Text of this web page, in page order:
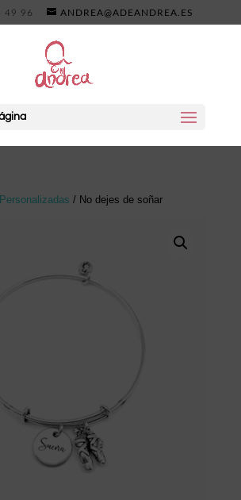
49 96 ANDREA@ADEANDREA.ES
/ No dejes de soñar